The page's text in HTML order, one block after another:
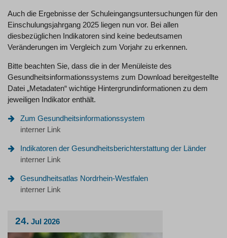
Auch die Ergebnisse der Schuleingangsuntersuchungen für den
Einschulungsjahrgang 2025 liegen nun vor. Bei allen
diesbezüglichen Indikatoren sind keine bedeutsamen
Veränderungen im Vergleich zum Vorjahr zu erkennen.
Bitte beachten Sie, dass die in der Menüleiste des
Gesundheitsinformationssystems zum Download bereitgestellte
Datei „Metadaten“ wichtige Hintergrundinformationen zu dem
jeweiligen Indikator enthält.
Zum Gesundheitsinformationssystem
interner Link
Indikatoren der Gesundheitsberichterstattung der Länder
interner Link
Gesundheitsatlas Nordrhein-Westfalen
interner Link
24. Jul 2026